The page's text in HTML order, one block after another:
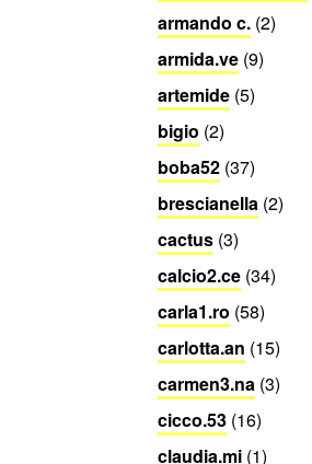
armando c. (2)
armida.ve (9)
artemide (5)
bigio (2)
boba52 (37)
brescianella (2)
cactus (3)
calcio2.ce (34)
carla1.ro (58)
carlotta.an (15)
carmen3.na (3)
cicco.53 (16)
claudia.mi (1)